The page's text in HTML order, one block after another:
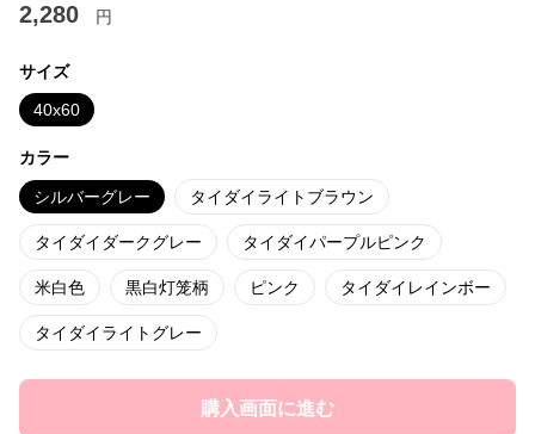
2,280 円
サイズ
40x60
カラー
シルバーグレー タイダイライトブラウン
タイダイダークグレー タイダイパープルピンク
米白色 黒白灯笼柄 ピンク タイダイレインボー
タイダイライトグレー
購入画面に進む